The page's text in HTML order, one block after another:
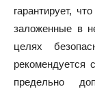
гарантирует,
заложенные в
целях
рекомендуется
предельно